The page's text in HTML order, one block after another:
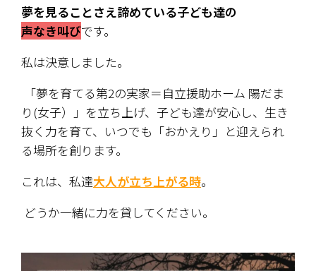
夢を見ることさえ諦めている子ども達の
声なき叫びです。
私は決意しました。
り(女子）」を立ち上げ、子ども達が安心し、生き
抜く力を育て、いつでも「おかえり」と迎えられ
る場所を創ります。
これは、私達大人が立ち上がる時。
どうか一緒に力を貸してください。